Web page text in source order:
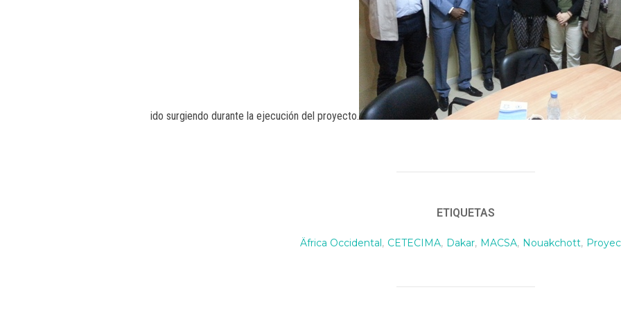
ido surgiendo durante la ejecución del proyecto.
ETIQUETAS
Äfrica Occidental, CETECIMA, Dakar, MACSA, Nouakchott,